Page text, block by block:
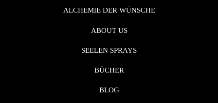
ALCHEMIE DER WÜNSCHE
ABOUT US
SEELEN SPRAYS
BÜCHER
BLOG